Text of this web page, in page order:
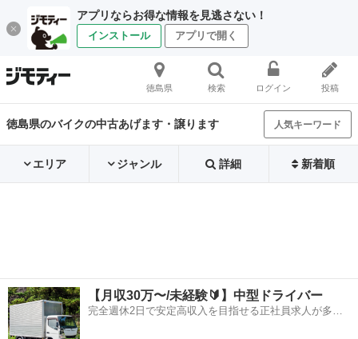
アプリならお得な情報を見逃さない！
インストール アプリで開く
徳島県 検索 ログイン 投稿
徳島県のバイクの中古あげます・譲ります 人気キーワード
エリア ジャンル 詳細 新着順
【月収30万〜/未経験🔰】中型ドライバー
完全週休2日で安定高収入を目指せる正社員求人が多